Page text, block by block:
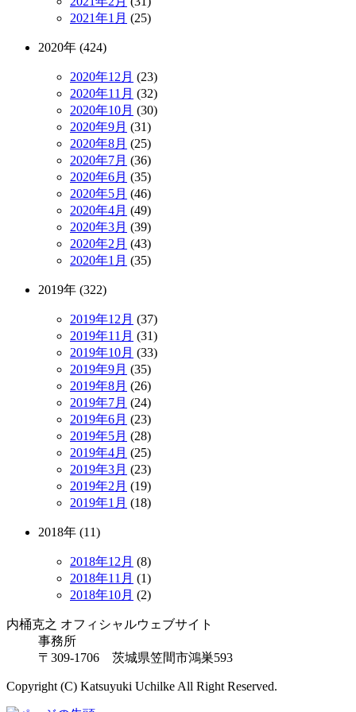
2021年1月 (25)
2020年 (424)
2020年12月 (23)
2020年11月 (32)
2020年10月 (30)
2020年9月 (31)
2020年8月 (25)
2020年7月 (36)
2020年6月 (35)
2020年5月 (46)
2020年4月 (49)
2020年3月 (39)
2020年2月 (43)
2020年1月 (35)
2019年 (322)
2019年12月 (37)
2019年11月 (31)
2019年10月 (33)
2019年9月 (35)
2019年8月 (26)
2019年7月 (24)
2019年6月 (23)
2019年5月 (28)
2019年4月 (25)
2019年3月 (23)
2019年2月 (19)
2019年1月 (18)
2018年 (11)
2018年12月 (8)
2018年11月 (1)
2018年10月 (2)
内桶克之 オフィシャルウェブサイト
事務所
〒309-1706 茨城県笠間市鴻巣593
Copyright (C) Katsuyuki Uchilke All Right Reserved.